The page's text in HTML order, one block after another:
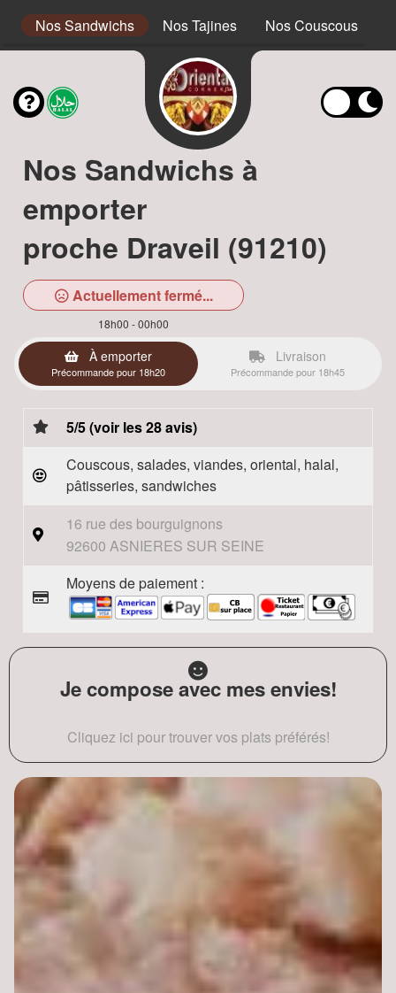
Nos Sandwichs Nos Tajines Nos Couscous
Nos Sandwichs à
emporter
proche Draveil (91210)
Actuellement fermé...
18h00 - 00h00
À emporter
Précommande pour 18h20
Livraison
Précommande pour 18h45
5/5 (voir les 28 avis)
Couscous, salades, viandes, oriental, halal,
pâtisseries, sandwiches
16 rue des bourguignons
92600 ASNIERES SUR SEINE
Moyens de paiement :
Je compose avec mes envies!
Cliquez ici pour trouver vos plats préférés!